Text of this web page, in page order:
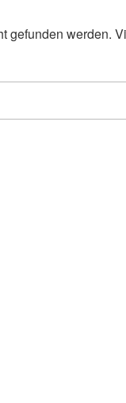
gefunden werden.